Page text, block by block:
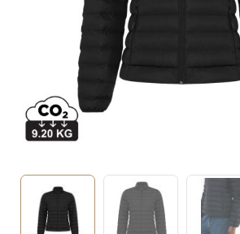
Zomergeschenken
Zomerpakketten